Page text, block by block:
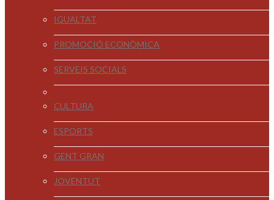
IGUALTAT
PROMOCIÓ ECONÒMICA
SERVEIS SOCIALS
CULTURA
ESPORTS
GENT GRAN
JOVENTUT